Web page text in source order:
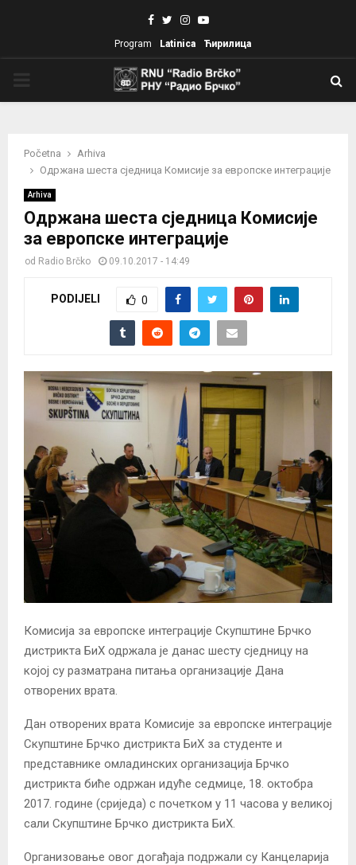
Facebook
TwitterInstagram
Youtube
Program Latinica Ћирилица
Početna
Arhiva
Одржана шеста сједница Комисије за европске интеграције
Arhiva
Одржана шеста сједница Комисије
за европске интеграције
od Radio Brčko 09.10.2017 - 14:49
PODIJELI 0
Комисија за европске интеграције Скупштине Брчко
дистрикта БиХ одржала је данас шесту сједницу на
којој су разматрана питања организације Дана
отворених врата.
Дан отворених врата Комисије за европске интеграције
Скупштине Брчко дистрикта БиХ за студенте и
представнике омладинских организација Брчко
дистрикта биће одржан идуће седмице, 18. октобра
2017. године (сриједа) с почетком у 11 часова у великој
сали Скупштине Брчко дистрикта БиХ.
Организовање овог догађаја подржали су Канцеларија